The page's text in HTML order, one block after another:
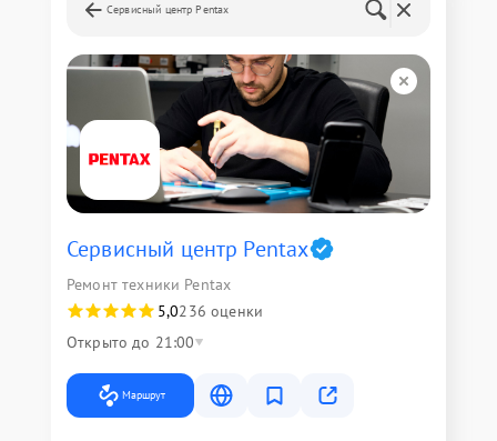
Сервисный центр Pentax
Сервисный центр Pentax
Ремонт техники Pentax
5,0236 оценки
Открыто до 21:00
Маршрут